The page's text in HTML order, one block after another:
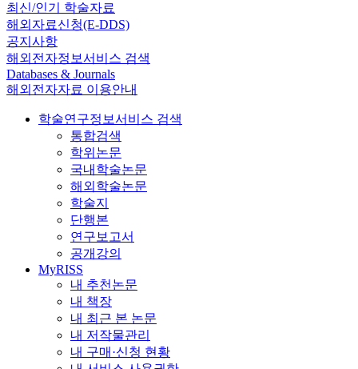
최신/인기 학술자료
해외자료신청(E-DDS)
공지사항
해외전자정보서비스 검색
Databases & Journals
해외전자자료 이용안내
학술연구정보서비스 검색
통합검색
학위논문
국내학술논문
해외학술논문
학술지
단행본
연구보고서
공개강의
MyRISS
내 추천논문
내 책장
내 최근 본 논문
내 저작물관리
내 구매·신청 현황